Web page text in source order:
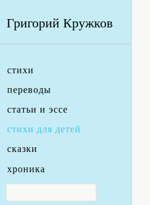
Григорий Кружков
стихи
переводы
статьи и эссе
стихи для детей
сказки
хроника